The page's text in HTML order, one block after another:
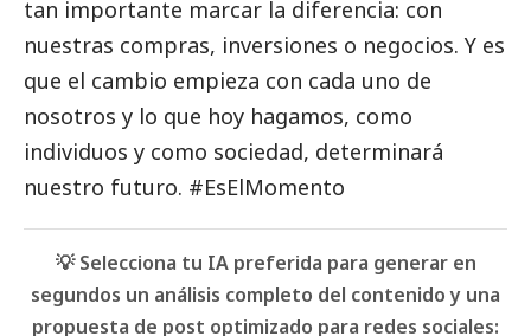
tan importante marcar la diferencia: con
nuestras compras, inversiones o negocios. Y es
que el cambio empieza con cada uno de
nosotros y lo que hoy hagamos, como
individuos y como sociedad, determinará
nuestro futuro. #EsElMomento
💡 Selecciona tu IA preferida para generar en
segundos un análisis completo del contenido y una
propuesta de post optimizado para redes sociales: